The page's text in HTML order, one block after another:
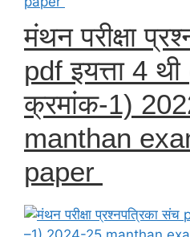
मंथन परीक्षा
pdf इयत्ता 4
क्रमांक-1)
manthan
paper